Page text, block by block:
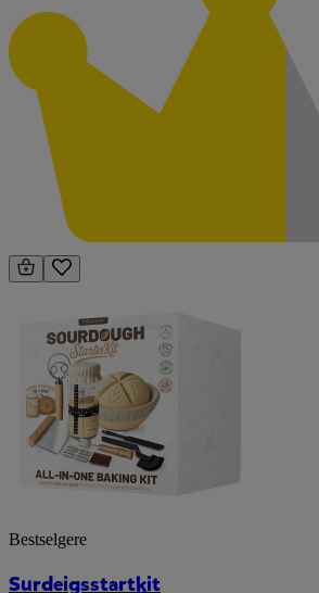
Bestselgere
Surdeigsstartkit